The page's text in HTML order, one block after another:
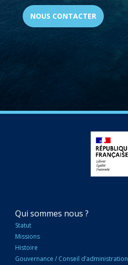
NOUS CONTACTER
NAVIGATION
PRINCIPALE
Qui sommes nous ?
Statut
Missions
Histoire
Gouvernance / Conseil d’administration